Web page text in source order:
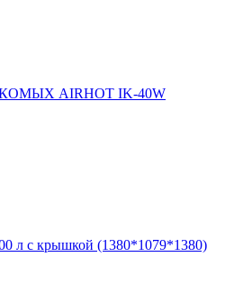
AIRHOT IK-40W
л с крышкой (1380*1079*1380)